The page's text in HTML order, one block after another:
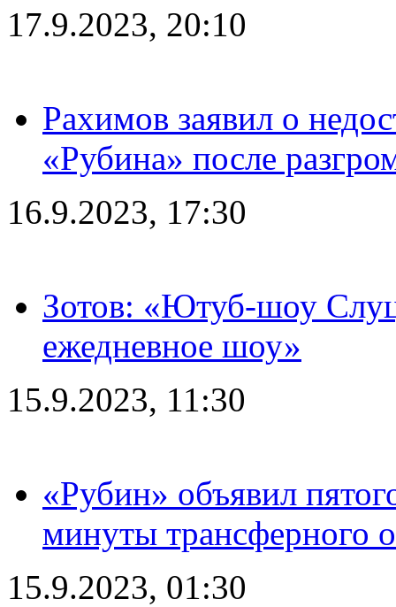
17.9.2023, 20:10
Рахимов заявил о
«Рубина» после
16.9.2023, 17:30
Зотов: «Ютуб-шоу
ежедневное шоу»
15.9.2023, 11:30
«Рубин» объявил
минуты трансферного
15.9.2023, 01:30